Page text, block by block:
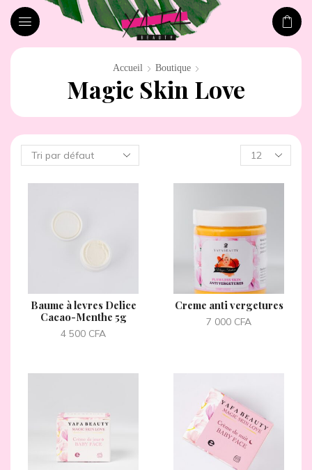
Accueil Boutique
Magic Skin Love
Baume à levres Delice
Cacao-Menthe 5g
4 500 CFA
Creme anti vergetures
7 000 CFA